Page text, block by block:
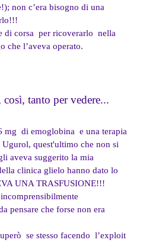
non c’era bisogno di una
di corsa per ricoverarlo nella
che l’aveva operato.
tanto per vedere...
mg di emoglobina e una terapia
quest'ultimo che non si
aveva suggerito la mia
clinica glielo hanno dato lo
UNA TRASFUSIONE!!!
pensare che forse non era
se stesso facendo l’exploit